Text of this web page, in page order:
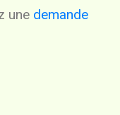
une demande